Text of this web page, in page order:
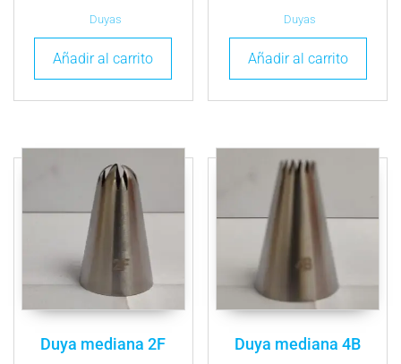
Duyas
Añadir al carrito
Duyas
Añadir al carrito
Duya mediana 2F
Duya mediana 4B